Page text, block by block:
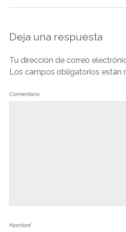
Deja una respuesta
Tu dirección de correo
Los campos obligatorios están
Comentario
Nombre*